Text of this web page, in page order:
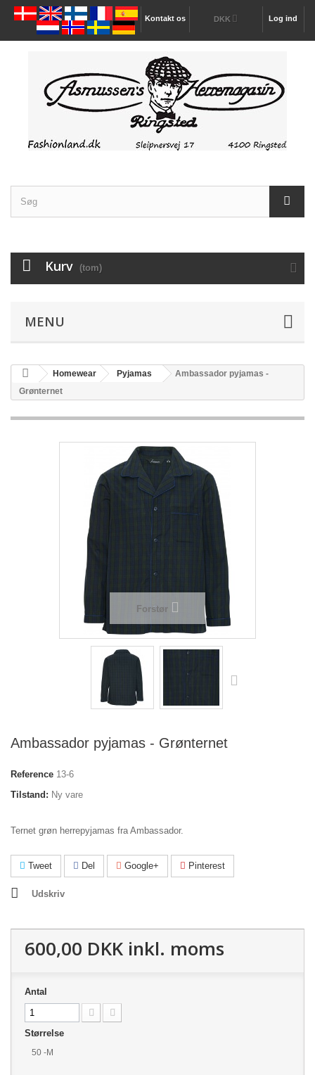
Log ind
DKK
Kontakt os
Kurv (tom)
MENU
Homewear Pyjamas
Ambassador pyjamas -
Grønternet
Forstør
Ambassador pyjamas - Grønternet
Reference 13-6
Tilstand: Ny vare
Ternet grøn herrepyjamas fra Ambassador.
Tweet Del Google+ Pinterest
Udskriv
600,00 DKK inkl. moms
Antal
Størrelse
50 -M